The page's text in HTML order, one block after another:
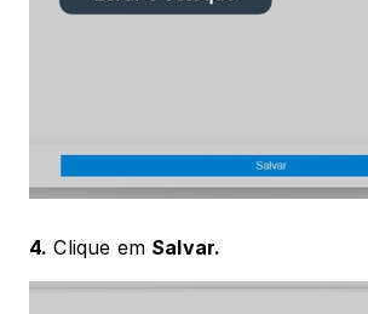
4. Clique em Salvar.